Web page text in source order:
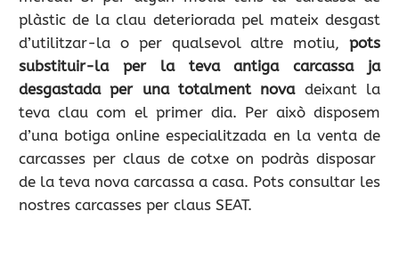
plàstic de la clau deteriorada pel mateix desgast
d’utilitzar-la o per qualsevol altre motiu, pots
substituir-la per la teva antiga carcassa ja
desgastada per una totalment novadeixant la
teva clau com el primer dia. Per això disposem
d’una botiga online especialitzada en la venta de
carcasses per claus de cotxe on podràs disposar
de la teva nova carcassa a casa. Pots consultar les
nostres carcasses per claus SEAT.